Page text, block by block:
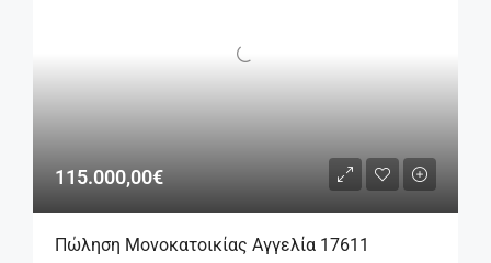
115.000,00€
Πώληση Μονοκατοικίας Αγγελία 17611